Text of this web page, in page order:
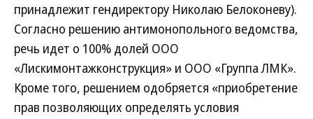
принадлежит гендиректору Николаю Белоконеву).
Согласно решению антимонопольного ведомства,
речь идет о 100% долей ООО
«Лискимонтажконструкция» и ООО «Группа ЛМК».
Кроме того, решением одобряется «приобретение
прав позволяющих определять условия